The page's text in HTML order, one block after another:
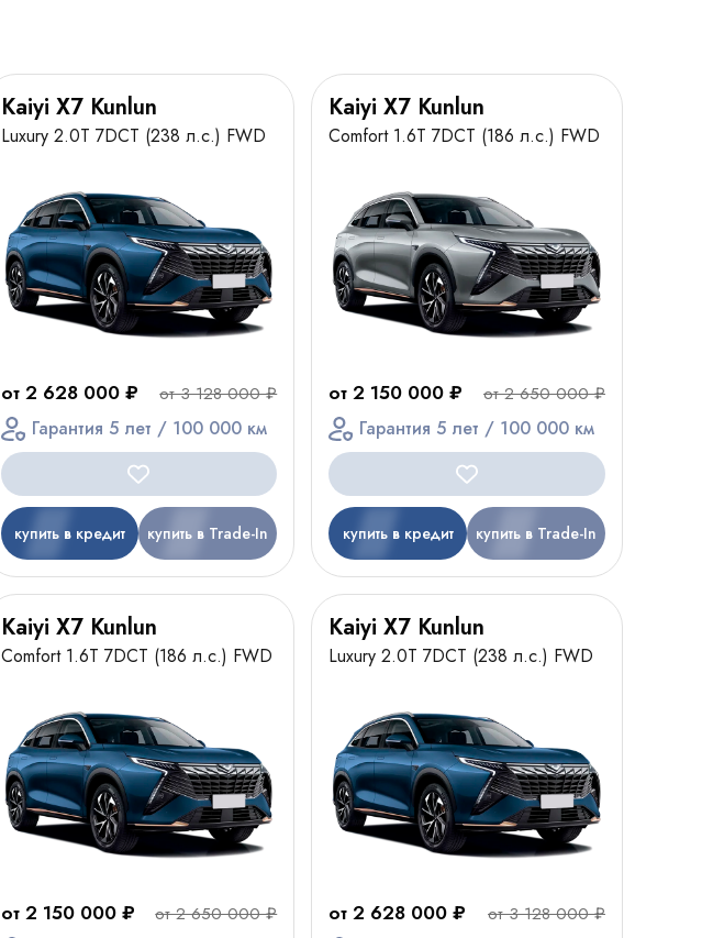
Kaiyi X7 Kunlun
Luxury 2.0T 7DCT (238 л.с.) FWD
от 2 628 000 ₽ от 3 128 000 ₽
Гарантия 5 лет / 100 000 км
купить в кредит купить в Trade-In
Kaiyi X7 Kunlun
Comfort 1.6T 7DCT (186 л.с.) FWD
от 2 150 000 ₽ от 2 650 000 ₽
Гарантия 5 лет / 100 000 км
купить в кредит купить в Trade-In
Kaiyi X7 Kunlun
Comfort 1.6T 7DCT (186 л.с.) FWD
от 2 150 000 ₽ от 2 650 000 ₽
Kaiyi X7 Kunlun
Luxury 2.0T 7DCT (238 л.с.) FWD
от 2 628 000 ₽ от 3 128 000 ₽